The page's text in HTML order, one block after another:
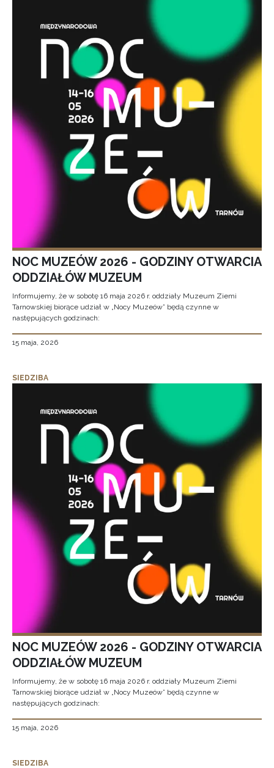
NOC MUZEÓW 2026 - GODZINY OTWARCIA
ODDZIAŁÓW MUZEUM
Informujemy, że w sobotę 16 maja 2026 r. oddziały Muzeum Ziemi
Tarnowskiej biorące udział w „Nocy Muzeów” będą czynne w
następujących godzinach:
15 maja, 2026
SIEDZIBA
NOC MUZEÓW 2026 - GODZINY OTWARCIA
ODDZIAŁÓW MUZEUM
Informujemy, że w sobotę 16 maja 2026 r. oddziały Muzeum Ziemi
Tarnowskiej biorące udział w „Nocy Muzeów” będą czynne w
następujących godzinach:
15 maja, 2026
SIEDZIBA